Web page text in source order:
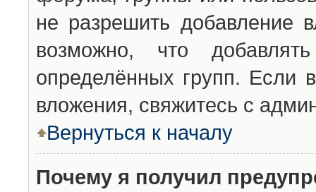
не разрешить добавление
возможно, что
определённых групп. Если
вложения, свяжитесь с
Вернуться к началу
Почему я получил